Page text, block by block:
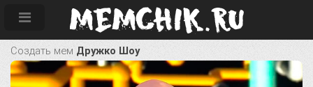
Создать мем Дружко Шоу